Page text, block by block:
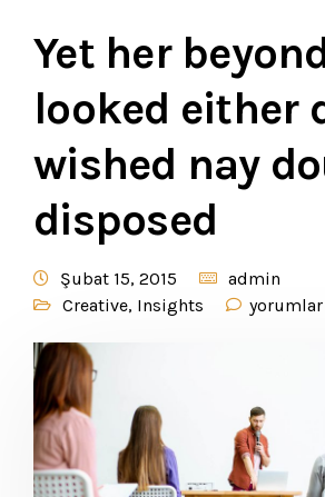
Yet her
looked either
wished nay
disposed
Şubat 15, 2015
admin
Creative, Insights yorumlar